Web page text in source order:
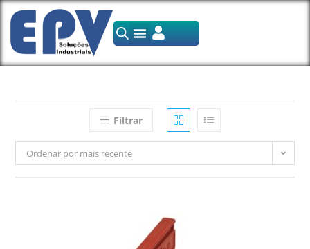
Filtrar
Ordenar por mais recente